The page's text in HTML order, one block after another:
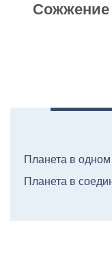
Сожжение
Планета в
Планета в